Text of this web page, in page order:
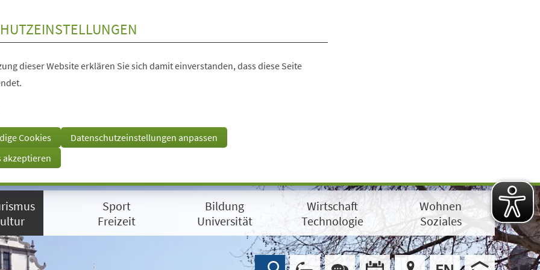
dieser Website erklären Sie sich damit einverstanden, dass diese Seite
Cookies
Datenschutzeinstellungen anpassen
akzeptieren
Sport
Freizeit
Bildung
Universität
Wirtschaft
Technologie
Wohnen
Soziales